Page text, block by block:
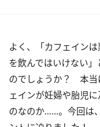
よく、「カフェイン
を飲んではいけない
のでしょうか？ 本当
ェインが妊婦や胎児
のなのか……。今回は